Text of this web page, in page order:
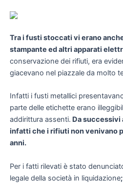
Tra i fusti stoccati vi erano
stampante ed altri apparati
conservazione dei rifiuti, era
giacevano nel piazzale da molto
Infatti i fusti metallici
parte delle etichette erano
addirittura assenti. Da
infatti che i rifiuti non venivano
anni.
Per i fatti rilevati è stato
legale della società in liquidazione